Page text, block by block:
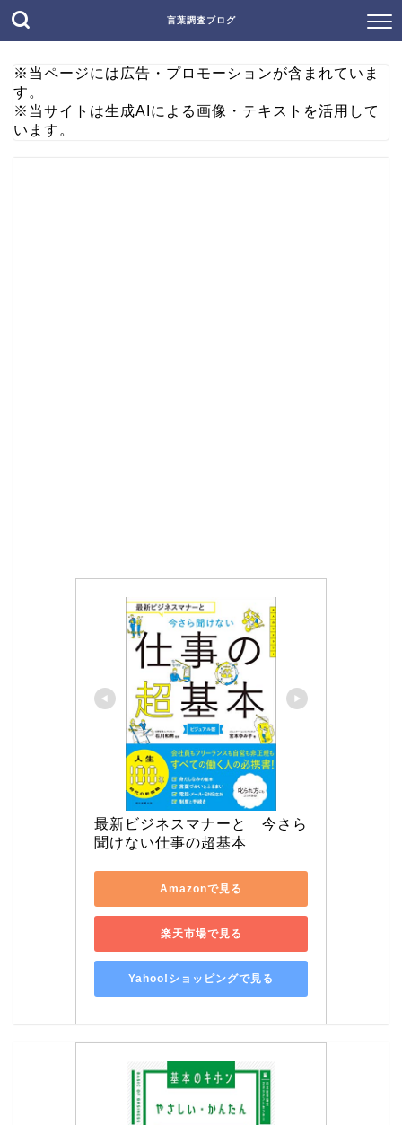
言葉調査ブログ
※当ページには広告・プロモーションが含まれていま
す。
※当サイトは生成AIによる画像・テキストを活用して
います。
最新ビジネスマナーと　今さら
聞けない仕事の超基本
Amazonで見る
楽天市場で見る
Yahoo!ショッピングで見る